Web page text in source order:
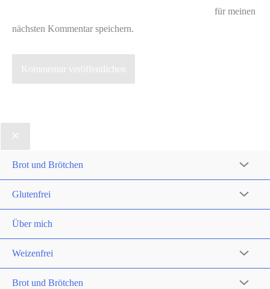
für meinen
nächsten Kommentar speichern.
Brot und Brötchen
Glutenfrei
Über mich
Weizenfrei
Brot und Brötchen